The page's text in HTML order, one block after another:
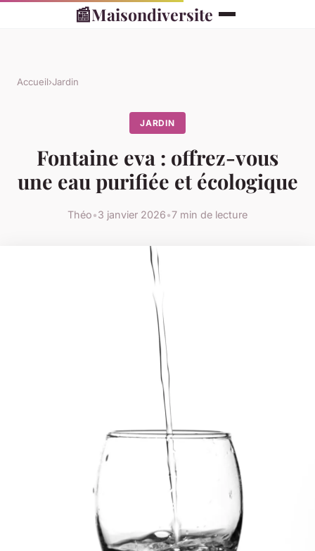
📰Maisondiversite
Accueil›Jardin
JARDIN
Fontaine eva : offrez-vous
une eau purifiée et écologique
Théo•3 janvier 2026•7 min de lecture